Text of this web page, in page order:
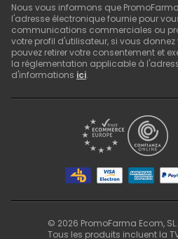
Nous vous informons que
l'adresse électronique fournie pour
communications commerciales ou
votre profil d'utilisateur, si vous
pouvez retirer votre consentement et
la réglementation applicable à
d'informations ici.
© 2026 PromoFarma Ecom,
Tous les produits incluent la